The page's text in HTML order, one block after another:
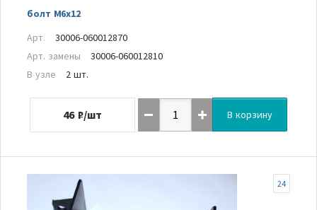
болт М6х12
Арт.
30006-060012870
Арт. замены
30006-060012810
В узле
2 шт.
46 ₽/шт В корзину
24